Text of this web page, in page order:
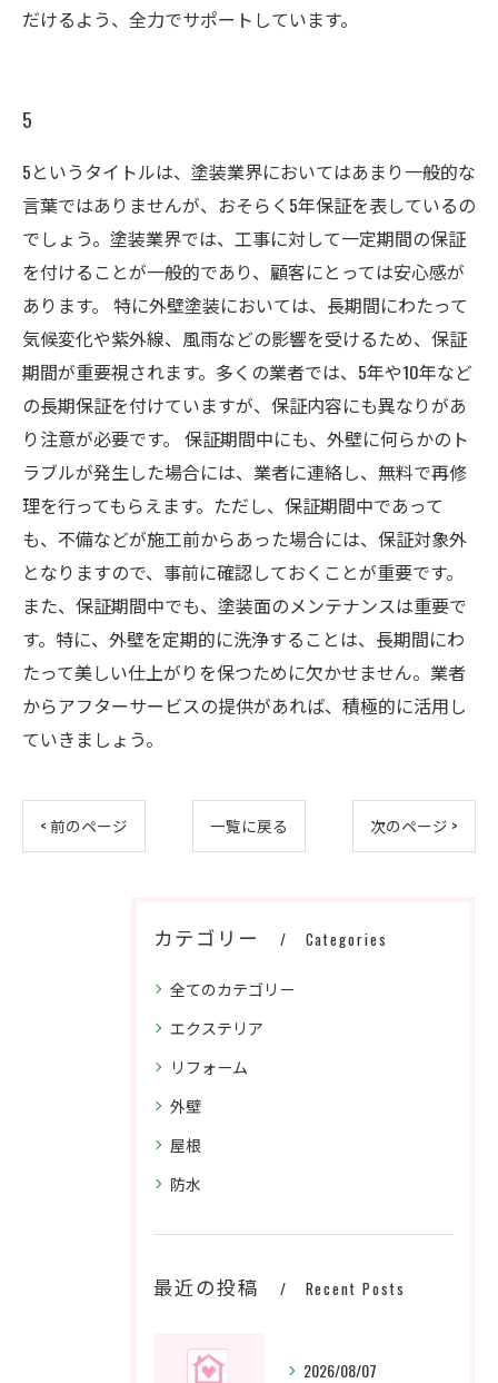
だけるよう、全力でサポートしています。
5
5というタイトルは、塗装業界においてはあまり一般的な
言葉ではありませんが、おそらく5年保証を表しているの
でしょう。塗装業界では、工事に対して一定期間の保証
を付けることが一般的であり、顧客にとっては安心感が
あります。 特に外壁塗装においては、長期間にわたって
気候変化や紫外線、風雨などの影響を受けるため、保証
期間が重要視されます。多くの業者では、5年や10年など
の長期保証を付けていますが、保証内容にも異なりがあ
り注意が必要です。 保証期間中にも、外壁に何らかのト
ラブルが発生した場合には、業者に連絡し、無料で再修
理を行ってもらえます。ただし、保証期間中であって
も、不備などが施工前からあった場合には、保証対象外
となりますので、事前に確認しておくことが重要です。
また、保証期間中でも、塗装面のメンテナンスは重要で
す。特に、外壁を定期的に洗浄することは、長期間にわ
たって美しい仕上がりを保つために欠かせません。業者
からアフターサービスの提供があれば、積極的に活用し
ていきましょう。
< 前のページ 一覧に戻る 次のページ >
カテゴリー Categories
全てのカテゴリー
エクステリア
リフォーム
外壁
屋根
防水
最近の投稿 Recent Posts
2026/08/07